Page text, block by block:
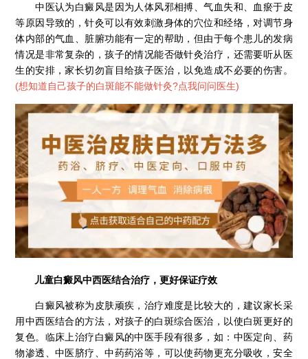
中医认为白癜风是因为人体风邪相搏、气血失和、血瘀于皮
等原因导致的，针灸可以有效刺激身体的穴位和经络，对调节身
体内部的气血、脏腑功能有一定的帮助，但由于每个患儿的发病
情况是非常复杂的，孩子的情况能否做针灸治疗，还需要听从医
生的安排，家长切勿盲目给孩子医治，以免造成不必要的伤害。
(想知道自己孩子的白斑能不能做针灸?点我问问医生)
儿童白癜风中西医结合治疗，更好保证疗效
白癜风被称为皮肤顽疾，治疗难度是比较大的，建议家长采
用中西医结合的方法，对孩子的白斑综合医治，以使白斑更好的
复色。临床上治疗白癜风的中医手段有很多，如：中医定向、药
物渗透、中医脐疗、中药药浴等，可以使药物更充分吸收，安全